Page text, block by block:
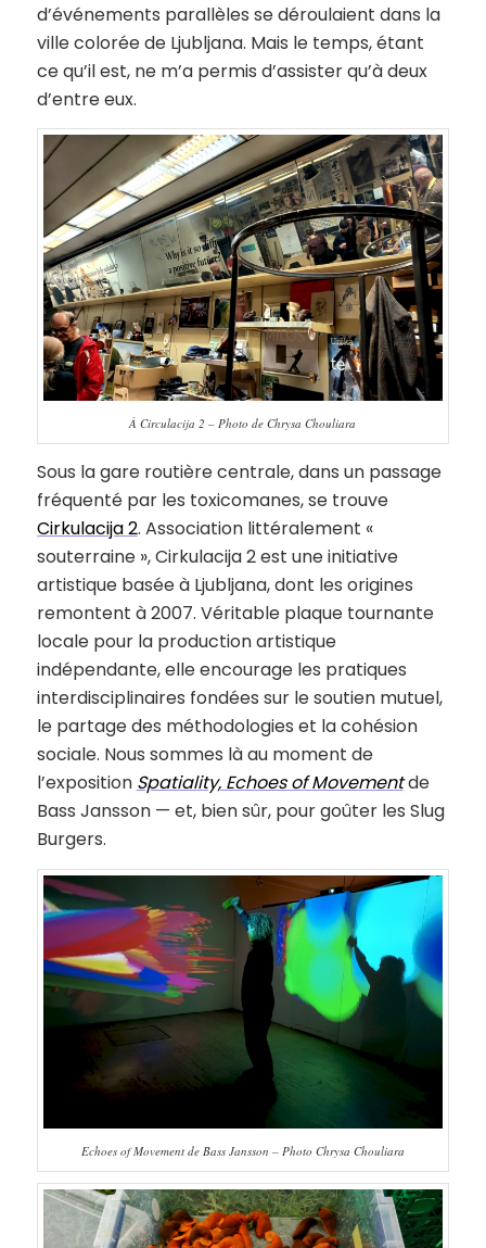
d’événements parallèles se déroulaient dans la
ville colorée de Ljubljana. Mais le temps, étant
ce qu’il est, ne m’a permis d’assister qu’à deux
d’entre eux.
À Circulacija 2 – Photo de Chrysa Chouliara
Sous la gare routière centrale, dans un passage
fréquenté par les toxicomanes, se trouve
Cirkulacija 2. Association littéralement «
souterraine », Cirkulacija 2 est une initiative
artistique basée à Ljubljana, dont les origines
remontent à 2007. Véritable plaque tournante
locale pour la production artistique
indépendante, elle encourage les pratiques
interdisciplinaires fondées sur le soutien mutuel,
le partage des méthodologies et la cohésion
sociale. Nous sommes là au moment de
l’exposition Spatiality, Echoes of Movementde
Bass Jansson — et, bien sûr, pour goûter les Slug
Burgers.
Echoes of Movement de Bass Jansson – Photo Chrysa Chouliara